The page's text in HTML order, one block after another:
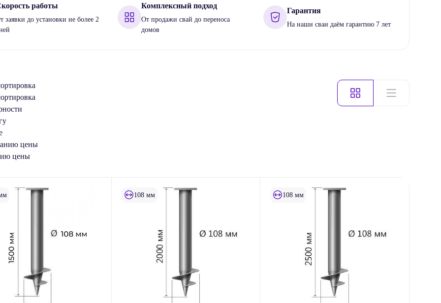
работы
заявки до установки не более 2
Комплексный подход
От продажи свай до переноса
домов
Гарантия
На наши сваи даём гарантию 7 лет
цены
цены
108 мм 108 мм